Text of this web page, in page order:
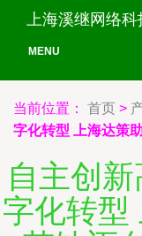
上海溪继网络科
MENU
当前位置： 首页 >
字化转型 上海达策
自主创
字化转型